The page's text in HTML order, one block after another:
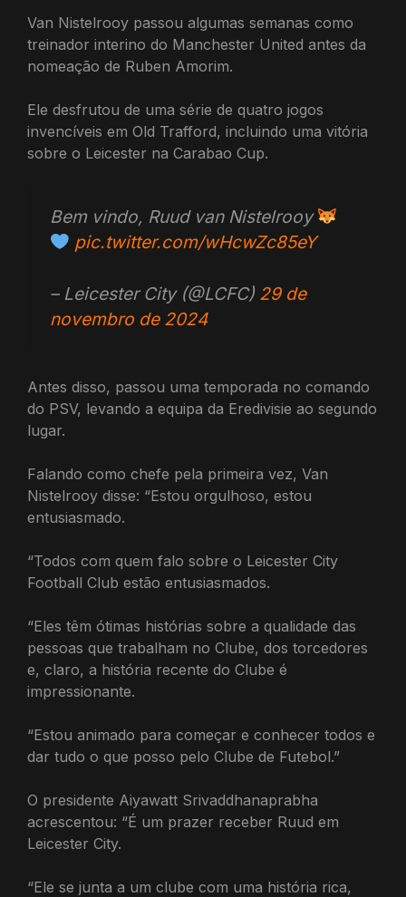
Van Nistelrooy passou algumas semanas como
treinador interino do Manchester United antes da
nomeação de Ruben Amorim.
Ele desfrutou de uma série de quatro jogos
invencíveis em Old Trafford, incluindo uma vitória
sobre o Leicester na Carabao Cup.
Bem vindo, Ruud van Nistelrooy
pic.twitter.com/wHcwZc85eY
– Leicester City (@LCFC) 29 de
novembro de 2024
Antes disso, passou uma temporada no comando
do PSV, levando a equipa da Eredivisie ao segundo
lugar.
Falando como chefe pela primeira vez, Van
Nistelrooy disse: “Estou orgulhoso, estou
entusiasmado.
“Todos com quem falo sobre o Leicester City
Football Club estão entusiasmados.
“Eles têm ótimas histórias sobre a qualidade das
pessoas que trabalham no Clube, dos torcedores
e, claro, a história recente do Clube é
impressionante.
“Estou animado para começar e conhecer todos e
dar tudo o que posso pelo Clube de Futebol.”
O presidente Aiyawatt Srivaddhanaprabha
acrescentou: “É um prazer receber Ruud em
Leicester City.
“Ele se junta a um clube com uma história rica,